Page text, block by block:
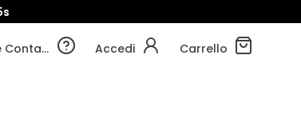
Aiuto e Contatti Accedi Carrello